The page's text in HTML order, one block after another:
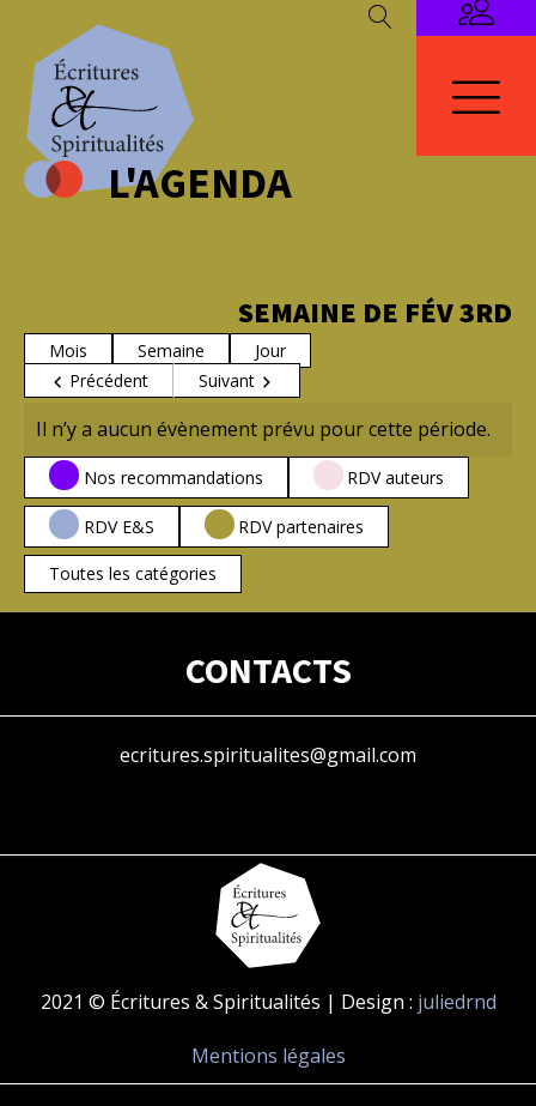
L'AGENDA
SEMAINE DE FÉV 3RD
Mois Semaine
Jour
Précédent
Suivant
Il n’y a aucun évènement prévu pour cette période.
CATÉGORIESNos recommandations RDV auteurs
RDV E&S RDV partenaires
Toutes les catégories
CONTACTS
ecritures.spiritualites@gmail.com
2021 © Écritures & Spiritualités | Design : juliedrnd
Mentions légales